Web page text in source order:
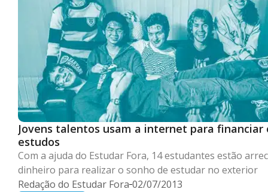
Jovens talentos usam a internet para financiar
estudos
Com a ajuda do Estudar Fora, 14 estudantes estão
dinheiro para realizar o sonho de estudar no exterior
Redação do Estudar Fora 02/07/2013